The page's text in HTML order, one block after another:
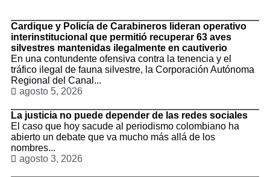
Cardique y Policía de Carabineros lideran operativo
interinstitucional que permitió recuperar 63 aves
silvestres mantenidas ilegalmente en cautiverio
En una contundente ofensiva contra la tenencia y el
tráfico ilegal de fauna silvestre, la Corporación Autónoma
Regional del Canal...
agosto 5, 2026
La justicia no puede depender de las redes sociales
El caso que hoy sacude al periodismo colombiano ha
abierto un debate que va mucho más allá de los
nombres...
agosto 3, 2026